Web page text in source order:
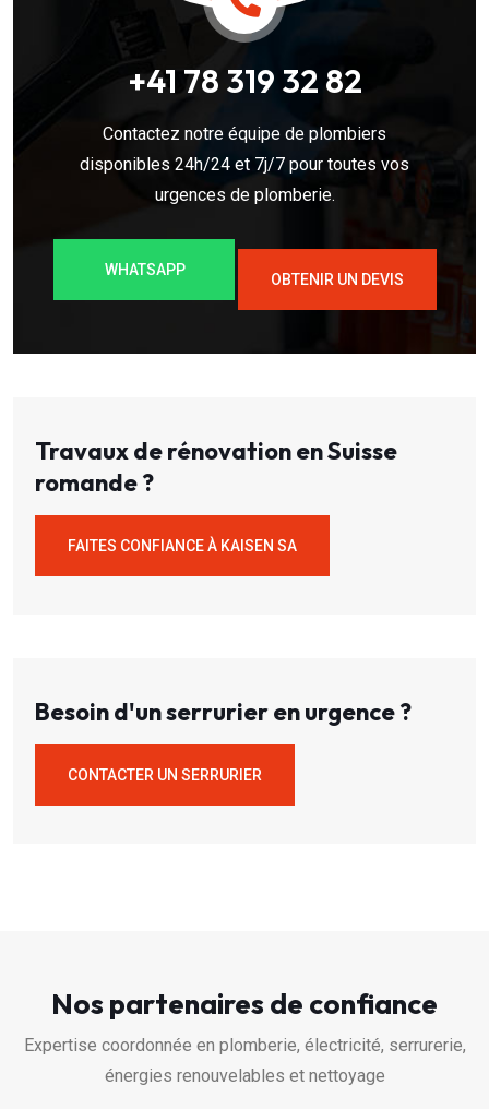
+41 78 319 32 82
Contactez notre équipe de plombiers
disponibles 24h/24 et 7j/7 pour toutes vos
urgences de plomberie.
WHATSAPP
OBTENIR UN DEVIS
Travaux de rénovation en Suisse
romande ?
FAITES CONFIANCE À KAISEN SA
Besoin d'un serrurier en urgence ?
CONTACTER UN SERRURIER
Nos partenaires de confiance
Expertise coordonnée en plomberie, électricité, serrurerie,
énergies renouvelables et nettoyage